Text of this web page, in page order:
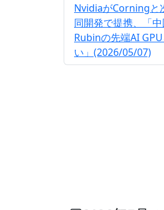
NvidiaがCorningと
同開発で提携、「中
Rubinの先端AI
い」(2026/05/07)